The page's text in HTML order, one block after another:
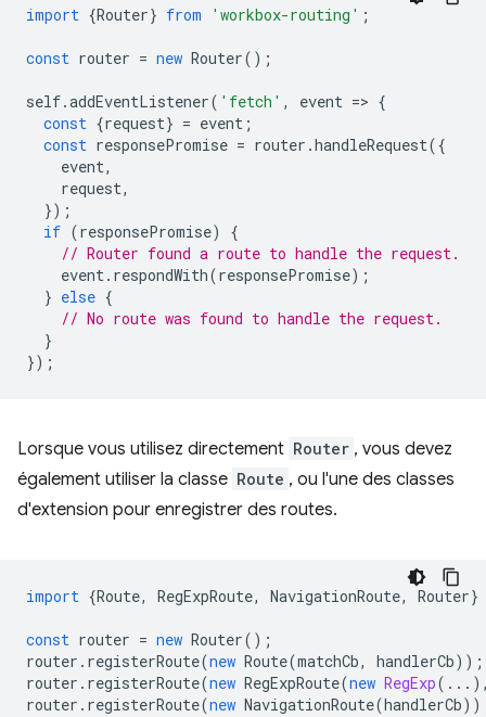
import {Router} from 'workbox-routing' ;
const router = new Router();
self.addEventListener( 'fetch' , event => {
const {request} = event ;
const responsePromise = router .handleRequest({
event,
request,
});
if (responsePromise)
{
// Router found a route to handle the request.
event. respondWith(responsePromise);
} else {
// No route was found to handle the request.
}
});
Lorsque vous utilisez directement Router , vous devez
également utiliser la classe Route , ou l'une des classes
d'extension pour enregistrer des routes.
import {Route, RegExpRoute, NavigationRoute, Router}
const router = new Router();
router . registerRoute(new Route(matchCb, handlerCb));
router . registerRoute(new RegExpRoute(new RegExp
router . registerRoute(new NavigationRoute(handlerCb